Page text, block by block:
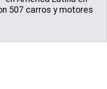
507 carros y motores